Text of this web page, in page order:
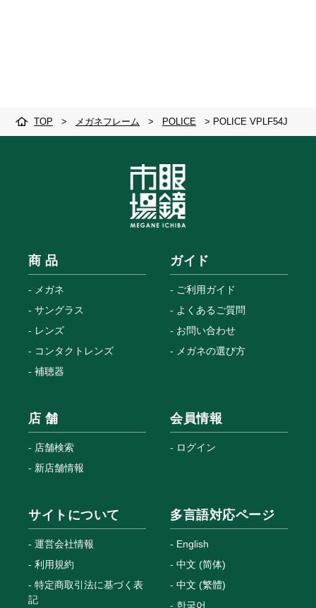
TOP > メガネフレーム > POLICE > POLICE VPLF54J
商 品
メガネ
サングラス
レンズ
コンタクトレンズ
補聴器
ガイド
ご利用ガイド
よくあるご質問
お問い合わせ
メガネの選び方
店 舗
店舗検索
新店舗情報
会員情報
ログイン
サイトについて
運営会社情報
利用規約
特定商取引法に基づく表
記
多言語対応ページ
English
中文 (简体)
中文 (繁體)
한국어